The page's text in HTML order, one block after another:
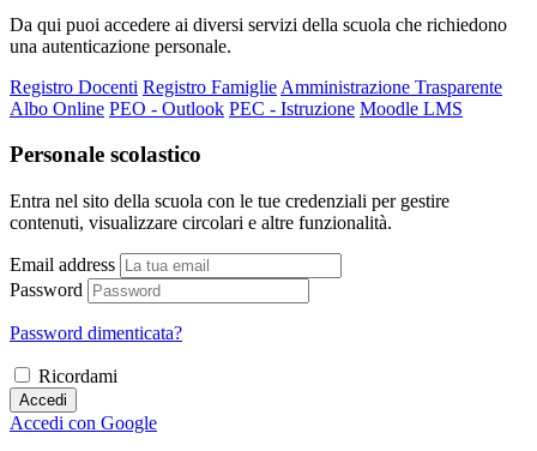
Da qui puoi accedere ai diversi servizi della scuola che richiedono
una autenticazione personale.
Registro Docenti Registro Famiglie Amministrazione Trasparente
Albo Online PEO - Outlook PEC - Istruzione Moodle LMS
Personale scolastico
Entra nel sito della scuola con le tue credenziali per gestire
contenuti, visualizzare circolari e altre funzionalità.
Email address
Password
Password dimenticata?
Ricordami
Accedi
Accedi con Google